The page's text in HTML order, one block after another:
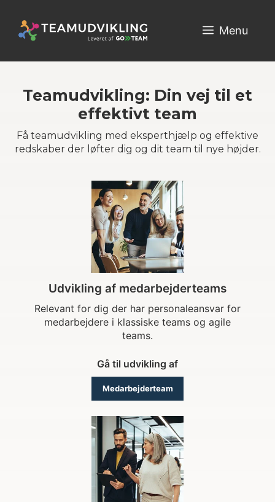
indhold
Menu
Teamudvikling: Din vej til et
effektivt team
Få teamudvikling med eksperthjælp og effektive
redskaber der løfter dig og dit team til nye højder.
Udvikling af medarbejderteams
Relevant for dig der har personaleansvar for
medarbejdere i klassiske teams og agile
teams.
Gå til udvikling af
Medarbejderteam